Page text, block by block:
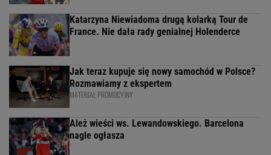
Katarzyna Niewiadoma drugą kolarką Tour de
France. Nie dała rady genialnej Holenderce
Jak teraz kupuje się nowy samochód w Polsce?
Rozmawiamy z ekspertem
MATERIAŁ PROMOCYJNY
Ależ wieści ws. Lewandowskiego. Barcelona
nagle ogłasza